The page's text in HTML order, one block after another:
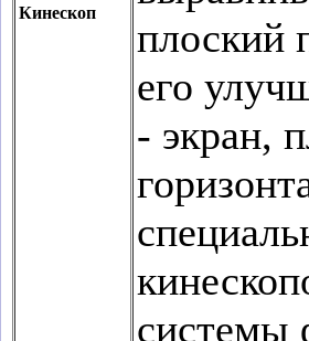
Кинескоп
плоский
его
- экран,
системы